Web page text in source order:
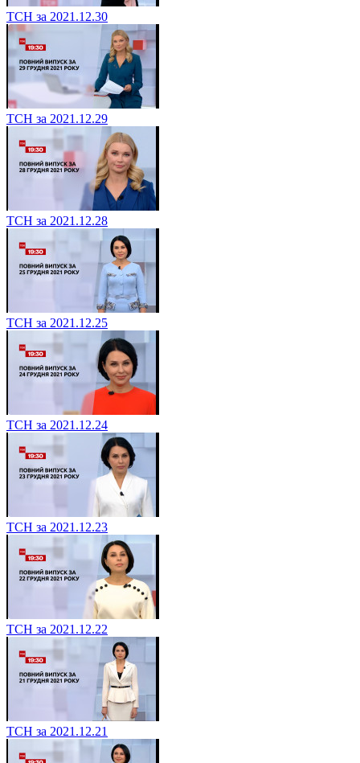
ТСН за 2021.12.30
ТСН за 2021.12.29
ТСН за 2021.12.28
ТСН за 2021.12.25
ТСН за 2021.12.24
ТСН за 2021.12.23
ТСН за 2021.12.22
ТСН за 2021.12.21